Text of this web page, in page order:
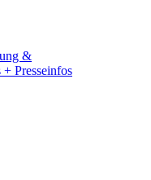
&
Presseinfos